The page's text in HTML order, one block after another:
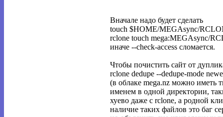
Вначале надо будет сделать
touch $HOME/MEGAsync/
rclone touch mega:MEGAsync/
иначе --check-access сломается.
Чтобы почистить сайт от
rclone dedupe --dedupe-mode
(в облаке mega.nz можно иметь
именем в одной директории,
хуево даже с rclone, а родной
наличие таких файлов это баг